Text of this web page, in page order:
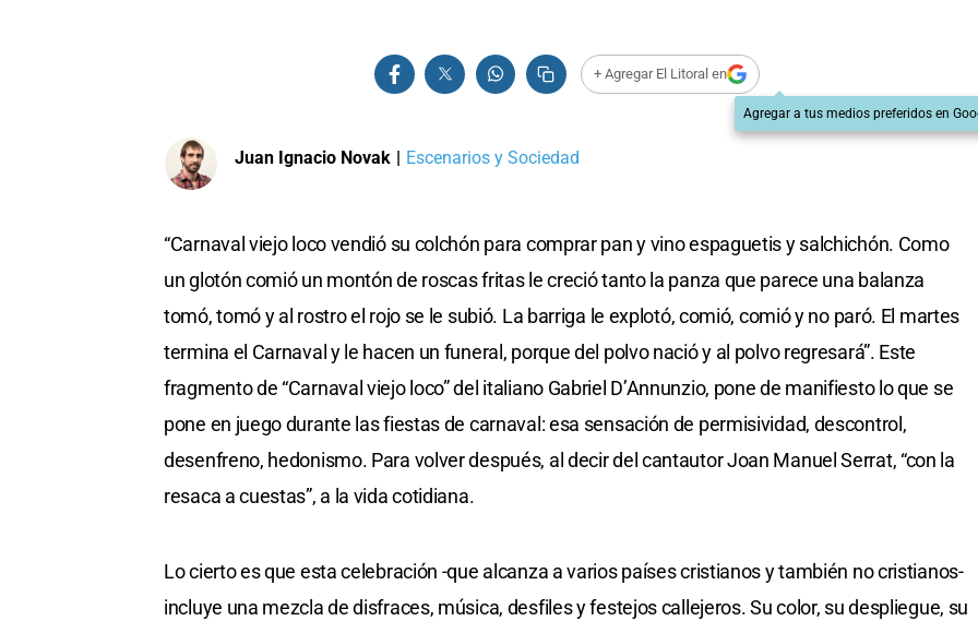
+ Agregar El Litoral en
Agregar a tus medios preferidos en
Juan Ignacio Novak | Escenarios y Sociedad
“Carnaval viejo loco vendió su colchón para comprar pan y vino espaguetis y salchichón. Como
un glotón comió un montón de roscas fritas le creció tanto la panza que parece una balanza
tomó, tomó y al rostro el rojo se le subió. La barriga le explotó, comió, comió y no paró. El martes
termina el Carnaval y le hacen un funeral, porque del polvo nació y al polvo regresará”. Este
fragmento de “Carnaval viejo loco” del italiano Gabriel D’Annunzio, pone de manifiesto lo que se
pone en juego durante las fiestas de carnaval: esa sensación de permisividad, descontrol,
desenfreno, hedonismo. Para volver después, al decir del cantautor Joan Manuel Serrat, “con la
resaca a cuestas”, a la vida cotidiana.
Lo cierto es que esta celebración -que alcanza a varios países cristianos y también no cristianos-
incluye una mezcla de disfraces, música, desfiles y festejos callejeros. Su color, su despliegue, su